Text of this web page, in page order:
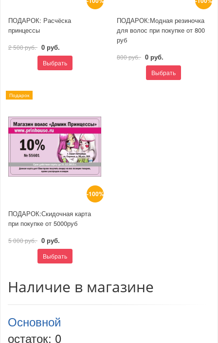
ПОДАРОК: Расчёска
принцессы
2 500 руб. 0 руб.
Выбрать
ПОДАРОК:Модная резиночка
для волос при покупке от 800
руб
800 руб. 0 руб.
Выбрать
-100%
Подарок
ПОДАРОК:Скидочная карта
при покупке от 5000руб
5 000 руб. 0 руб.
Выбрать
Наличие в магазине
Основной
остаток: 0